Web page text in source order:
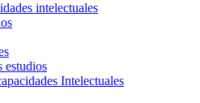
intelectuales
estudios
Intelectuales